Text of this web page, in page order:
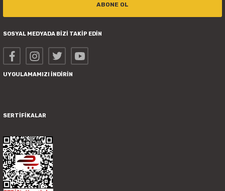
ABONE OL
SOSYAL MEDYADA BİZİ TAKİP EDİN
UYGULAMAMIZI İNDİRİN
SERTİFİKALAR